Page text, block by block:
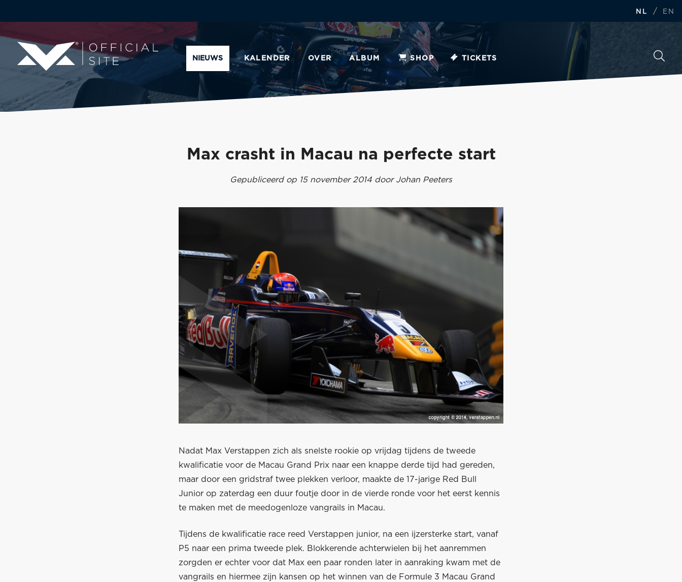
NL / EN
NIEUWS KALENDER OVER ALBUM SHOP TICKETS
Max crasht in Macau na perfecte start
Gepubliceerd op 15 november 2014 door Johan Peeters
Nadat Max Verstappen zich als snelste rookie op vrijdag tijdens de tweede
kwalificatie voor de Macau Grand Prix naar een knappe derde tijd had gereden,
maar door een gridstraf twee plekken verloor, maakte de 17-jarige Red Bull
Junior op zaterdag een duur foutje door in de vierde ronde voor het eerst kennis
te maken met de meedogenloze vangrails in Macau.
Tijdens de kwalificatie race reed Verstappen junior, na een ijzersterke start, vanaf
P5 naar een prima tweede plek. Blokkerende achterwielen bij het aanremmen
zorgden er echter voor dat Max een paar ronden later in aanraking kwam met de
vangrails en hiermee zijn kansen op het winnen van de Formule 3 Macau Grand